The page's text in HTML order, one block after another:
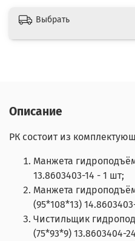
Выбрать
Описание
РК состоит из
Манжета
13.8603403-14 - 1 шт;
Манжета
(95*108*13)
Чистильщик
(75*93*9) 13.8603404-